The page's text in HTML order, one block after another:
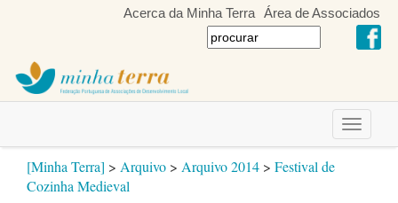
Acerca da Minha Terra Área de Associados
Toggle
[Minha Terra] > Arquivo > Arquivo 2014 > Festival de
Cozinha Medieval